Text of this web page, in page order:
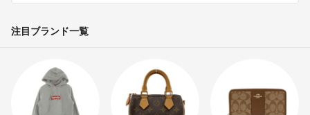
注目ブランド一覧